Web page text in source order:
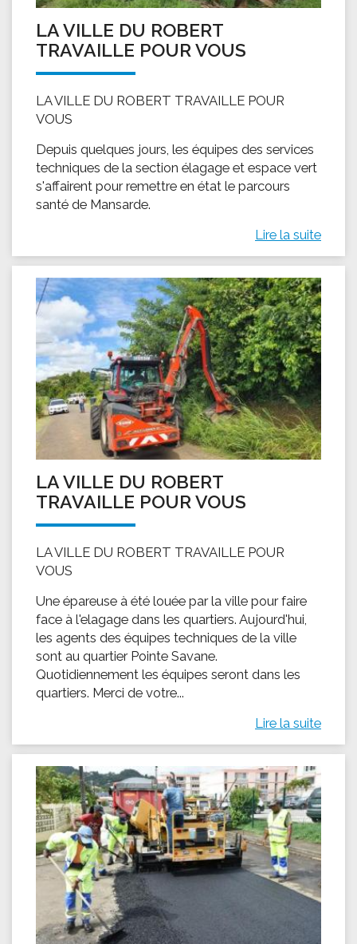
LA VILLE DU ROBERT
TRAVAILLE POUR VOUS
LA VILLE DU ROBERT TRAVAILLE POUR
VOUS
Depuis quelques jours, les équipes des services
techniques de la section élagage et espace vert
s'affairent pour remettre en état le parcours
santé de Mansarde.
Lire la suite
LA VILLE DU ROBERT
TRAVAILLE POUR VOUS
LA VILLE DU ROBERT TRAVAILLE POUR
VOUS
Une épareuse à été louée par la ville pour faire
face à l'elagage dans les quartiers. Aujourd'hui,
les agents des équipes techniques de la ville
sont au quartier Pointe Savane.
Quotidiennement les équipes seront dans les
quartiers. Merci de votre...
Lire la suite